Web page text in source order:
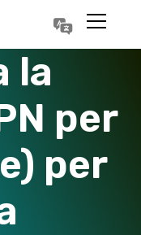
la
per
per